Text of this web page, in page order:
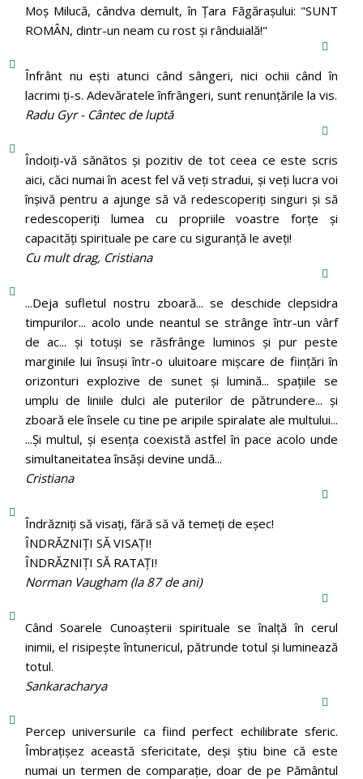
Moș Milucă, cândva demult, în Ţara Făgăraşului: "SUNT
ROMÂN, dintr-un neam cu rost şi rânduială!"
Înfrânt nu ești atunci când sângeri, nici ochii când în
lacrimi ți-s. Adevăratele înfrângeri, sunt renunțările la vis.
Radu Gyr - Cântec de luptă
Îndoiți-vă sănătos și pozitiv de tot ceea ce este scris
aici, căci numai în acest fel vă veți stradui, și veți lucra voi
înșivă pentru a ajunge să vă redescoperiți singuri și să
redescoperiți lumea cu propriile voastre forțe și
capacități spirituale pe care cu siguranță le aveți!
Cu mult drag, Cristiana
...Deja sufletul nostru zboară... se deschide clepsidra
timpurilor... acolo unde neantul se strânge într-un vârf
de ac... și totuși se răsfrânge luminos și pur peste
marginile lui însuși într-o uluitoare mișcare de ființări în
orizonturi explozive de sunet și lumină... spațiile se
umplu de liniile dulci ale puterilor de pătrundere... și
zboară ele însele cu tine pe aripile spiralate ale multului...
...Și multul, și esența coexistă astfel în pace acolo unde
simultaneitatea însăși devine undă...
Cristiana
Îndrăzniţi să visaţi, fără să vă temeţi de eşec!
ÎNDRĂZNIȚI SĂ VISAȚI!
ÎNDRĂZNIȚI SĂ RATAȚI!
Norman Vaugham (la 87 de ani)
Când Soarele Cunoaşterii spirituale se înalţă în cerul
inimii, el risipeşte întunericul, pătrunde totul şi luminează
totul.
Sankaracharya
Percep universurile ca fiind perfect echilibrate sferic.
Îmbrațișez această sfericitate, deși știu bine că este
numai un termen de comparație, doar de pe Pământul